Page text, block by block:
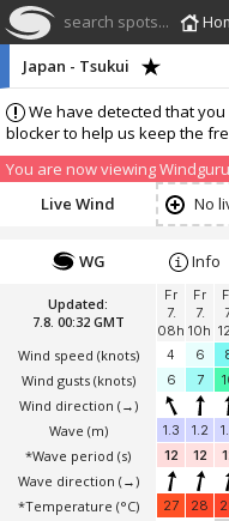
search spots...
We have detected that
blocker to help us keep the
You are now viewing
Japan - Tsukui
Live Wind No
Updated:
7.8. 00:32 GMT
Wind speed (knots)
Wind gusts (knots)
Wind direction (→)
Wave (m)
*Wave period (s)
Wave direction (→)
*Temperature (°C)
WG Info
Fr
7.
08h
Fr
7.
10h
4
6
6
7
1.3 1.2
12
12
27 28